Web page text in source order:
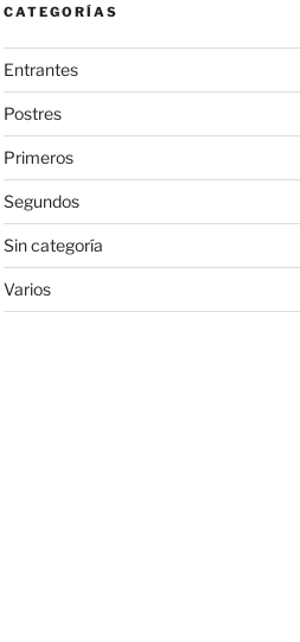
CATEGORÍAS
Entrantes
Postres
Primeros
Segundos
Sin categoría
Varios